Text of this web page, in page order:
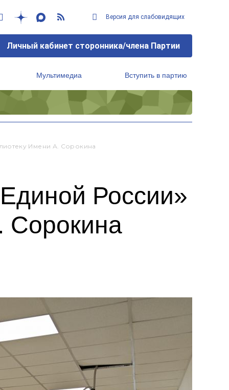
Версия для слабовидящих
Личный кабинет сторонника/члена Партии
Мультимедиа Вступить в партию
Имени А. Сорокина
России»
Сорокина